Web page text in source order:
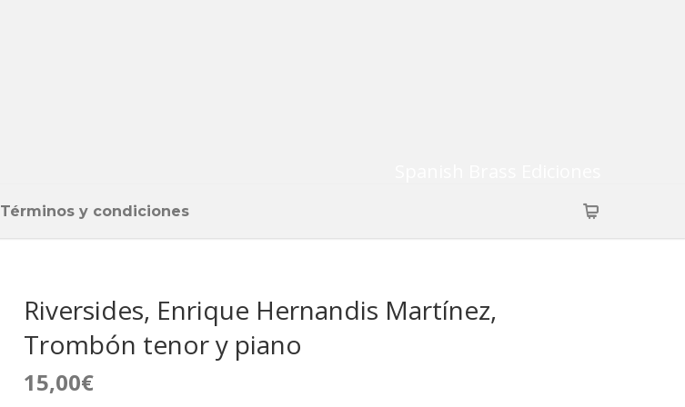
Términos y condiciones
Riversides, Enrique Hernandis Martínez,
Trombón tenor y piano
15,00€